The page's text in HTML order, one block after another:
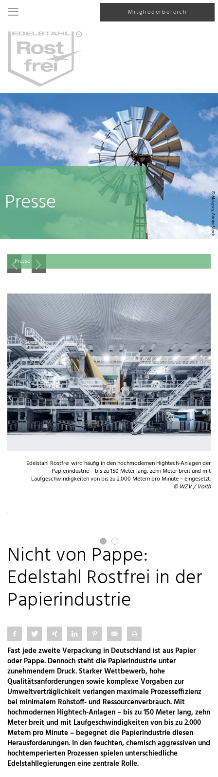
Mitgliederbereich
© Malajscy, AdobeStock
Presse
Presse
Edelstahl Rostfrei wird häufig in den hochmodernen Hightech-Anlagen der
Papierindustrie – bis zu 150 Meter lang, zehn Meter breit und mit
Laufgeschwindigkeiten von bis zu 2.000 Metern pro Minute – eingesetzt.
© WZV / Voith
Nicht von Pappe:
Edelstahl Rostfrei in der
Papierindustrie
Fast jede zweite Verpackung in Deutschland ist aus Papier
oder Pappe. Dennoch steht die Papierindustrie unter
zunehmendem Druck. Starker Wettbewerb, hohe
Qualitätsanforderungen sowie komplexe Vorgaben zur
Umweltverträglichkeit verlangen maximale Prozesseffizienz
bei minimalem Rohstoff- und Ressourcenverbrauch. Mit
hochmodernen Hightech-Anlagen – bis zu 150 Meter lang, zehn
Meter breit und mit Laufgeschwindigkeiten von bis zu 2.000
Metern pro Minute – begegnet die Papierindustrie diesen
Herausforderungen. In den feuchten, chemisch aggressiven und
hochtemperierten Prozessen spielen unterschiedliche
Edelstahllegierungen eine zentrale Rolle.